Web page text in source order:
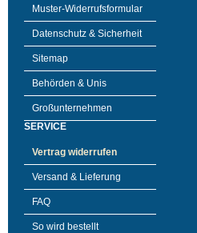
Muster-Widerrufsformular
Datenschutz & Sicherheit
Sitemap
Behörden & Unis
Großunternehmen
SERVICE
Vertrag widerrufen
Versand & Lieferung
FAQ
So wird bestellt